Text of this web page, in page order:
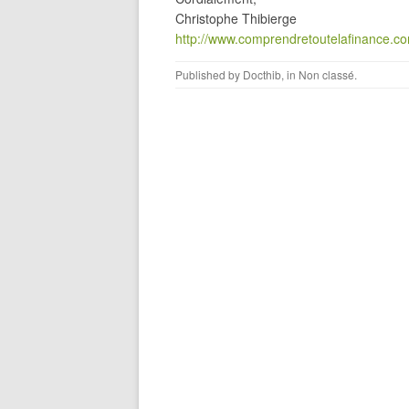
Christophe Thibierge
http://
Published by Docthib, in Non classé.